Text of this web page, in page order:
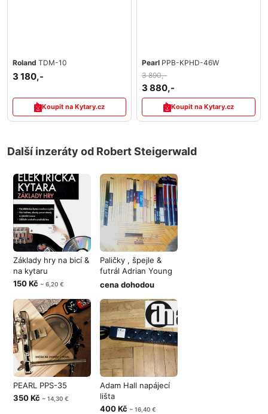
Roland TDM-10
3 180,-
Koupit na Kytary.cz
Pearl PPB-KPHD-46W
3 890,-
3 880,-
Koupit na Kytary.cz
Další inzeráty od Robert Steigerwald
Základy hry na bicí &
na kytaru
150 Kč ~ 6,20 €
Paličky , špejle &
futrál Adrian Young
Drumst
cena dohodou
PEARL PPS-35
350 Kč ~ 14,30 €
Adam Hall napájecí
lišta
400 Kč ~ 16,40 €